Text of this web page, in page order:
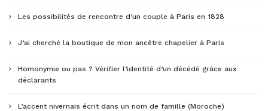
Les possibilités de rencontre d’un couple à Paris en 1828
J’ai cherché la boutique de mon ancêtre chapelier à Paris
Homonymie ou pas ? Vérifier l’identité d’un décédé grâce aux
déclarants
L’accent nivernais écrit dans un nom de famille (Moroche)